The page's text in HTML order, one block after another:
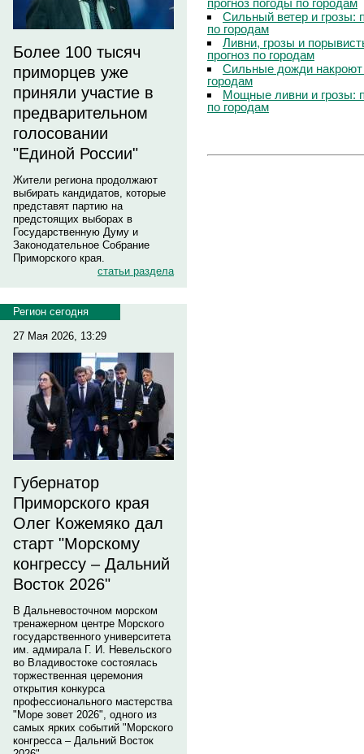
Более 100 тысяч
приморцев уже
приняли участие в
предварительном
голосовании
"Единой России"
Жители региона продолжают
выбирать кандидатов, которые
представят партию на
предстоящих выборах в
Государственную Думу и
Законодательное Собрание
Приморского края.
статьи раздела
Регион сегодня
27 Мая 2026, 13:29
Губернатор
Приморского края
Олег Кожемяко дал
старт "Морскому
конгрессу – Дальний
Восток 2026"
В Дальневосточном морском
тренажерном центре Морского
государственного университета
им. адмирала Г. И. Невельского
во Владивостоке состоялась
торжественная церемония
открытия конкурса
профессионального мастерства
"Море зовет 2026", одного из
самых ярких событий "Морского
конгресса – Дальний Восток
Сильный ветер и грозы:
по городам
Ливни, грозы и
прогноз по городам
Сильные дожди
городам
Мощные ливни и грозы:
по городам